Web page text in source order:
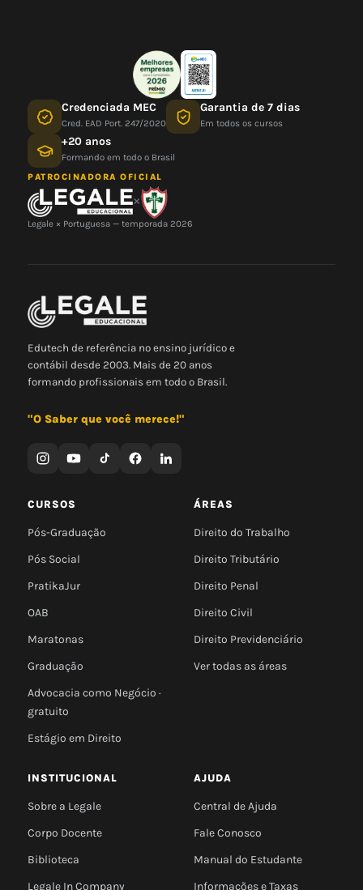
Credenciada MEC
Cred. EAD Port. 247/2020
Garantia de 7 dias
Em todos os cursos
+20 anos
Formando em todo o Brasil
PATROCINADORA OFICIAL
×
Legale × Portuguesa — temporada 2026
Edutech de referência no ensino jurídico e
contábil desde 2003. Mais de 20 anos
formando profissionais em todo o Brasil.
"O Saber que você merece!"
CURSOS
Pós-Graduação
Pós Social
PratikaJur
OAB
Maratonas
Graduação
Advocacia como Negócio ·
gratuito
Estágio em Direito
ÁREAS
Direito do Trabalho
Direito Tributário
Direito Penal
Direito Civil
Direito Previdenciário
Ver todas as áreas
INSTITUCIONAL
Sobre a Legale
Corpo Docente
Biblioteca
Legale In Company
AJUDA
Central de Ajuda
Fale Conosco
Manual do Estudante
Informações e Taxas